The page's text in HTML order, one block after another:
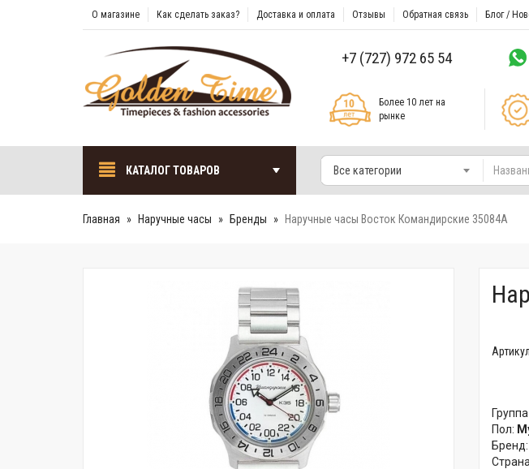
О магазине Как сделать заказ? Доставка и оплата Отзывы Обратная связь Блог /
+7 (727) 972 65 54
Более 10 лет на
рынке
КАТАЛОГ ТОВАРОВ Все категории
Главная Наручные часы Бренды Наручные часы Восток Командирские 35084А
Пол:
Бренд: